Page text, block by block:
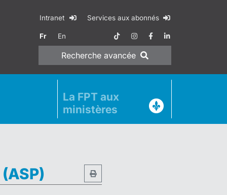
Intranet Services aux abonnés
Fr En
Recherche avancée
La FPT aux
ministères